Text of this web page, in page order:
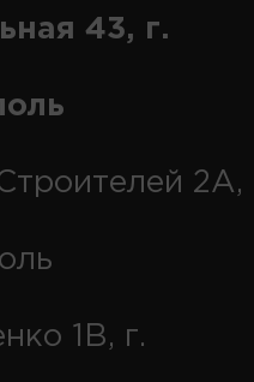
43, г.
2А,
1В, г.